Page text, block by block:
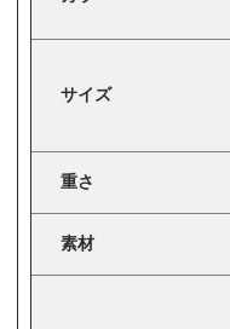
サイズ
重さ
素材